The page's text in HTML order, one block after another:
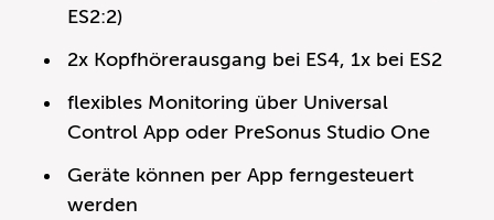
ES2:2)
2x Kopfhörerausgang bei ES4, 1x bei ES2
flexibles Monitoring über Universal
Control App oder PreSonus Studio One
Geräte können per App ferngesteuert
werden